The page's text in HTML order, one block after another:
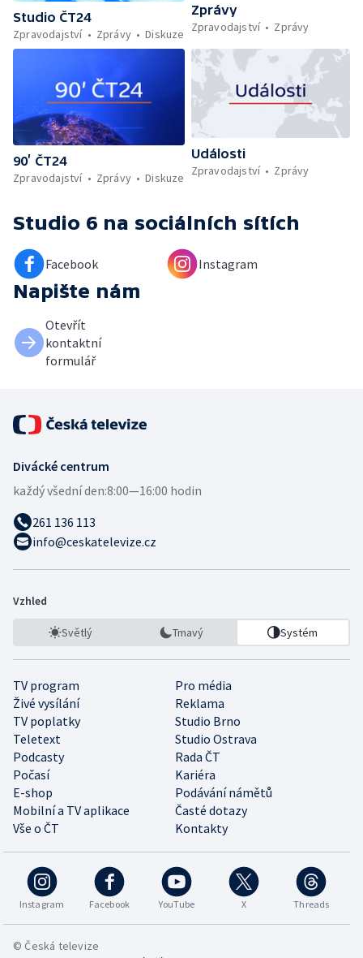
Studio ČT24
Zpravodajství
Zprávy Diskuze
Zprávy
Zpravodajství
Zprávy
90’ ČT24
Zpravodajství
Zprávy Diskuze
Události
Zpravodajství
Zprávy
Studio 6 na sociálních sítích
Facebook Instagram
Napište nám
Otevřít
kontaktní
formulář
Divácké centrum
každý všední den:8:00—16:00 hodin
261 136 113
info@ceskatelevize.cz
Vzhled
Světlý Tmavý Systém
TV program
Pro média
Živé vysílání
Reklama
TV poplatky
Studio Brno
Teletext
Studio Ostrava
Podcasty
Rada ČT
Počasí
Kariéra
E-shop
Podávání námětů
Mobilní a TV aplikace
Časté dotazy
Vše o ČT
Kontakty
Instagram Facebook YouTube X Threads
© Česká televize